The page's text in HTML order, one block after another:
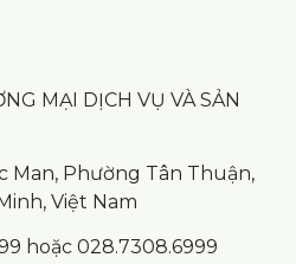
MẠI DỊCH VỤ VÀ SẢN
Man, Phường Tân Thuận,
Việt Nam
hoặc 028.7308.6999